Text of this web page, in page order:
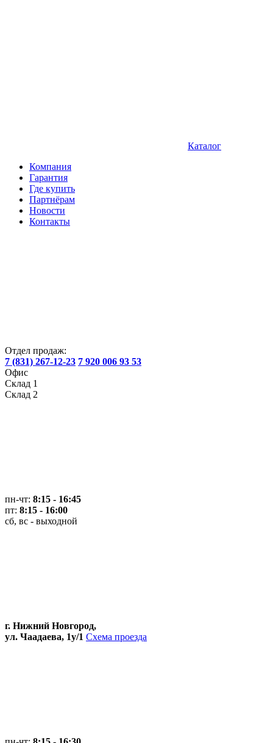
Каталог
Компания
Гарантия
Где купить
Партнёрам
Новости
Контакты
Отдел продаж:
7 (831) 267-12-23 7 920 006 93 53
Офис
Склад 1
Склад 2
пн-чт: 8:15 - 16:45
пт: 8:15 - 16:00
сб, вс - выходной
г. Нижний Новгород,
ул. Чаадаева, 1у/1 Схема проезда